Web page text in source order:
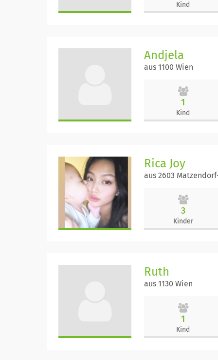
Kind
Andjela
aus 1100 Wien
1
Kind
Rica Joy
aus 2603
3
Kinder
Ruth
aus 1130 Wien
1
Kind